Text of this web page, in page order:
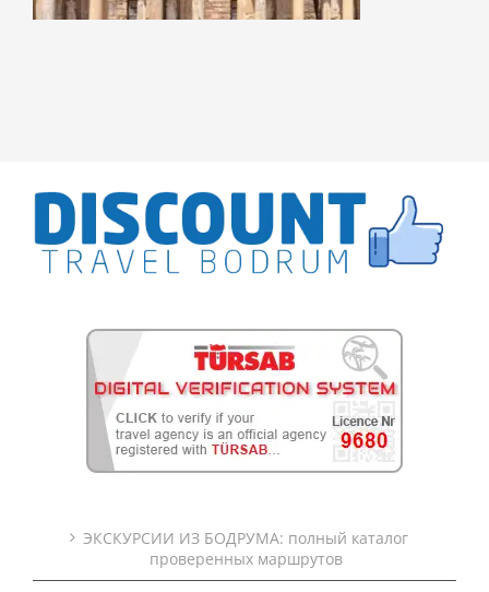
ЭКСКУРСИИ ИЗ БОДРУМА: полный каталог
проверенных маршрутов